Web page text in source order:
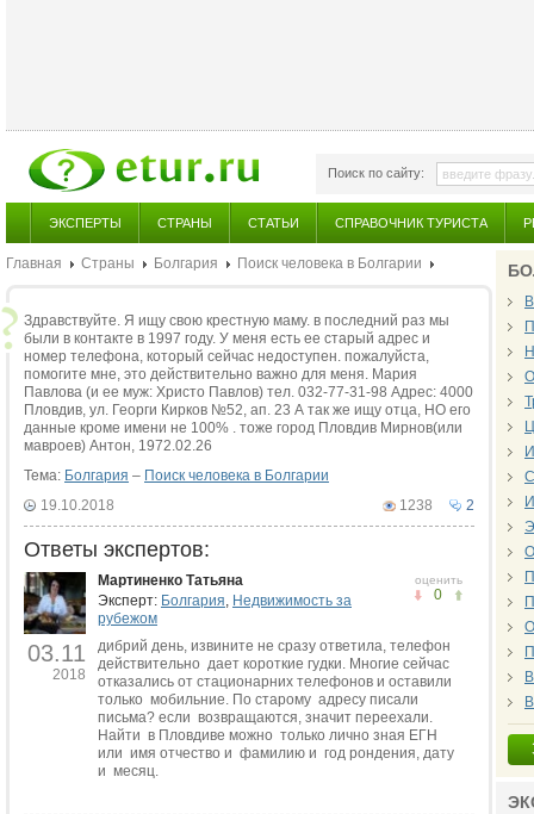
Поиск по сайту:
ЭКСПЕРТЫ СТРАНЫ СТАТЬИ СПРАВОЧНИК ТУРИСТА
Главная Страны Болгария Поиск человека в Болгарии
Здравствуйте. Я ищу свою крестную маму. в последний раз мы
были в контакте в 1997 году. У меня есть ее старый адрес и
номер телефона, который сейчас недоступен. пожалуйста,
помогите мне, это действительно важно для меня. Мария
Павлова (и ее муж: Христо Павлов) тел. 032-77-31-98 Адрес: 4000
Пловдив, ул. Георги Кирков №52, ап. 23 А так же ищу отца, НО его
данные кроме имени не 100% . тоже город Пловдив Мирнов(или
мавроев) Антон, 1972.02.26
Тема: Болгария – Поиск человека в Болгарии
2
1238
19.10.2018
Ответы экспертов:
03.11
2018
оценить
0
Мартиненко Татьяна
Эксперт: Болгария, Недвижимость за
рубежом
дибрий день, извините не сразу ответила, телефон
действительно дает короткие гудки. Многие сейчас
отказались от стационарних телефонов и оставили
только мобильние. По старому адресу писали
письма? если возвращаются, значит переехали.
Найти в Пловдиве можно только лично зная ЕГН
или имя отчество и фамилию и год рондения, дату
и месяц.